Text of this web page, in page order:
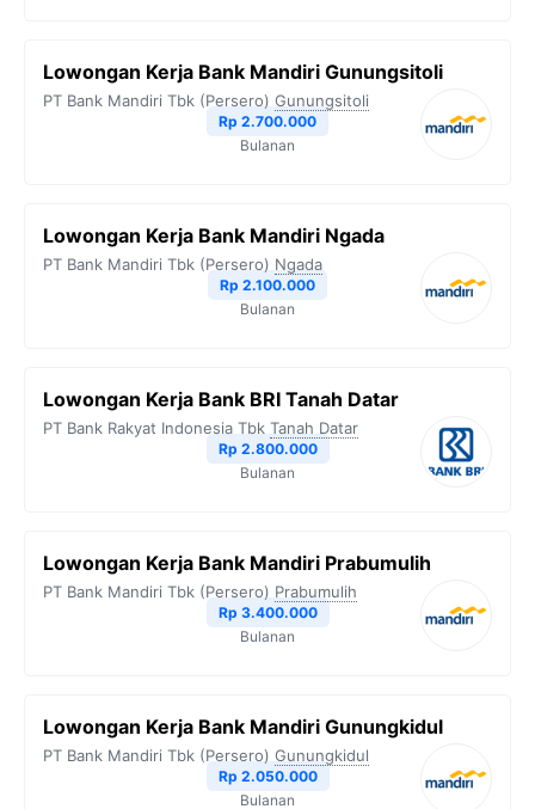
Lowongan Kerja Bank Mandiri Gunungsitoli
PT Bank Mandiri Tbk (Persero) Gunungsitoli
Rp 2.700.000
Bulanan
Lowongan Kerja Bank Mandiri Ngada
PT Bank Mandiri Tbk (Persero) Ngada
Rp 2.100.000
Bulanan
Lowongan Kerja Bank BRI Tanah Datar
PT Bank Rakyat Indonesia Tbk Tanah Datar
Rp 2.800.000
Bulanan
Lowongan Kerja Bank Mandiri Prabumulih
PT Bank Mandiri Tbk (Persero) Prabumulih
Rp 3.400.000
Bulanan
Lowongan Kerja Bank Mandiri Gunungkidul
PT Bank Mandiri Tbk (Persero) Gunungkidul
Rp 2.050.000
Bulanan